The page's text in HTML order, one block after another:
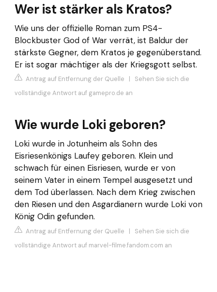
Wer ist stärker als Kratos?
Wie uns der offizielle Roman zum PS4-
Blockbuster God of War verrät, ist Baldur der
stärkste Gegner, dem Kratos je gegenüberstand.
Er ist sogar mächtiger als der Kriegsgott selbst.
Antrag auf Entfernung der Quelle | Sehen Sie sich die
vollständige Antwort auf gamepro.de an
Wie wurde Loki geboren?
Loki wurde in Jotunheim als Sohn des
Eisriesenkönigs Laufey geboren. Klein und
schwach für einen Eisriesen, wurde er von
seinem Vater in einem Tempel ausgesetzt und
dem Tod überlassen. Nach dem Krieg zwischen
den Riesen und den Asgardianern wurde Loki von
König Odin gefunden.
Antrag auf Entfernung der Quelle | Sehen Sie sich die
vollständige Antwort auf marvel-filme.fandom.com an